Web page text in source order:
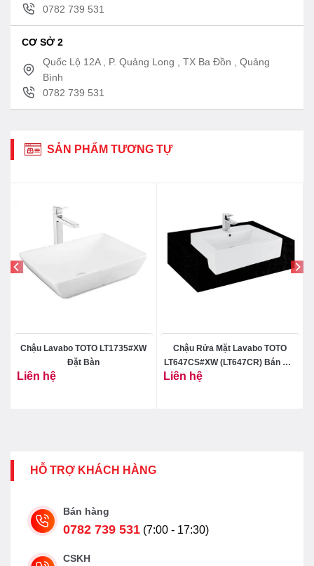
0782 739 531
CƠ SỞ 2
Quốc Lộ 12A , P. Quảng Long , TX Ba Đồn , Quảng
Bình
0782 739 531
SẢN PHẨM TƯƠNG TỰ
Chậu Lavabo TOTO LT1735#XW
Đặt Bàn
Liên hệ
Chậu Rửa Mặt Lavabo TOTO
LT647CS#XW (LT647CR) Bán Âm
Liên hệ
HỖ TRỢ KHÁCH HÀNG
Bán hàng
0782 739 531 (7:00 - 17:30)
CSKH